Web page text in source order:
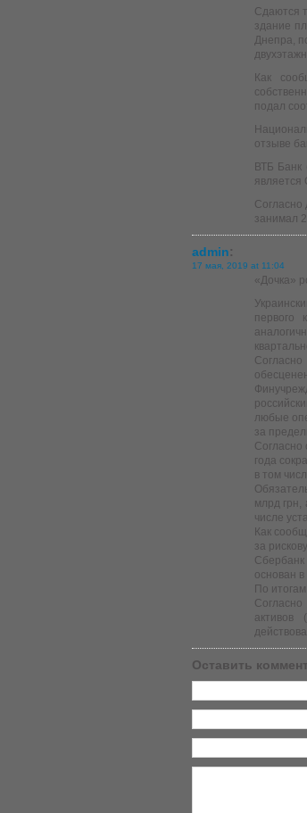
Сдаются
здание
Днепра,
Как
подал
отзыве
ВТБ Банк
Согласно
занимал
admin:
17 мая, 2019 at 11:04
«Дочка»
первого
любые
за
Согласно
года
в том
млрд грн,
числе
Как
за
основан
По
Оставить